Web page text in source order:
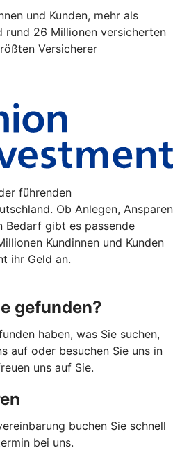
und Kunden, mehr als
rund 26 Millionen versicherten
Versicherer
führenden
Ob Anlegen, Ansparen
Bedarf gibt es passende
Kundinnen und Kunden
ihr Geld an.
gefunden?
haben, was Sie suchen,
auf oder besuchen Sie uns in
uns auf Sie.
buchen Sie schnell
bei uns.